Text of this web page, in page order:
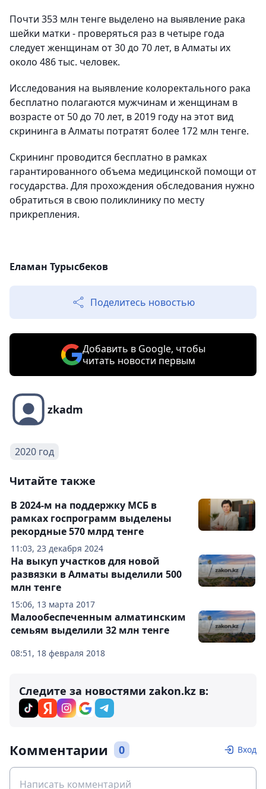
Почти 353 млн тенге выделено на выявление рака
шейки матки - проверяться раз в четыре года
следует женщинам от 30 до 70 лет, в Алматы их
около 486 тыс. человек.
Исследования на выявление колоректального рака
бесплатно полагаются мужчинам и женщинам в
возрасте от 50 до 70 лет, в 2019 году на этот вид
скрининга в Алматы потратят более 172 млн тенге.
Скрининг проводится бесплатно в рамках
гарантированного объема медицинской помощи от
государства. Для прохождения обследования нужно
обратиться в свою поликлинику по месту
прикрепления.
Еламан Турысбеков
Поделитесь новостью
Добавить в Google, чтобы
читать новости первым
zkadm
2020 год
Читайте также
11:03, 23 декабря 2024
В 2024-м на поддержку МСБ в
рамках госпрограмм выделены
рекордные 570 млрд тенге
15:06, 13 марта 2017
На выкуп участков для новой
развязки в Алматы выделили 500
млн тенге
08:51, 18 февраля 2018
Малообеспеченным алматинским
семьям выделили 32 млн тенге
Следите за новостями zakon.kz в:
Комментарии 0 Вход